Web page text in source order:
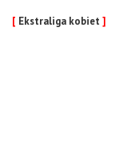
[ Ekstraliga kobiet ]